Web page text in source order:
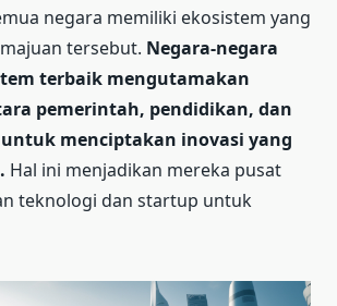
negara memiliki ekosistem yang
tersebut. Negara-negara
terbaik mengutamakan
pemerintah, pendidikan, dan
menciptakan inovasi yang
Hal ini menjadikan mereka pusat
teknologi dan startup untuk